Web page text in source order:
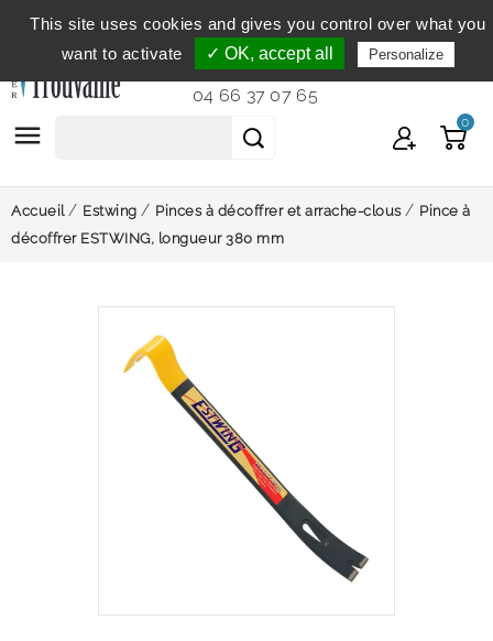
Service clientèle
du lundi au vendredi de 9h à 12h et
de 14h à 18h...
04 66 37 07 65
 0
Accueil Estwing Pinces à décoffrer et arrache-clous
Pince à
décoffrer ESTWING, longueur 380 mm
This site uses cookies and gives you control over what you
want to activate
✓ OK, accept all Personalize